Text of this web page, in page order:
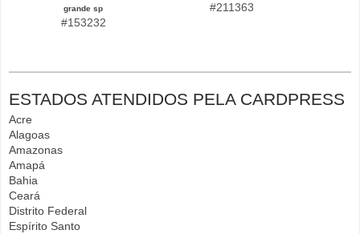
grande sp
#153232
#211363
ESTADOS ATENDIDOS PELA CARDPRESS
Acre
Alagoas
Amazonas
Amapá
Bahia
Ceará
Distrito Federal
Espírito Santo